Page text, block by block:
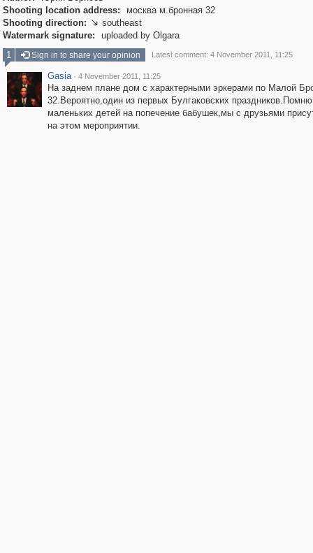
Shooting location address:
москва м.бронная 32
Shooting direction:  southeast
Watermark signature:
uploaded by Olgara
1
Sign in to share your opinion Latest comment: 4 November 2011, 11:25
Gasia · 4 November 2011, 11:25
На заднем плане дом с характерными эркерами по Малой
32.Вероятно,один из первых Булгаковских
маленьких детей на попечение бабушек,мы с друзьями
на этом мероприятии.